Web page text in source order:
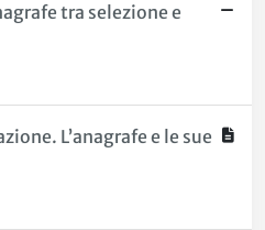
tra selezione e
L’anagrafe e le sue